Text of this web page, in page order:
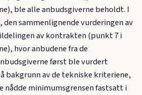
ble alle anbudsgiverne beholdt. I
den sammenlignende vurderingen av
av kontrakten (punkt 7 i
hvor anbudene fra de
først ble vurdert
bakgrunn av de tekniske kriteriene,
nådde minimumsgrensen fastsatt i